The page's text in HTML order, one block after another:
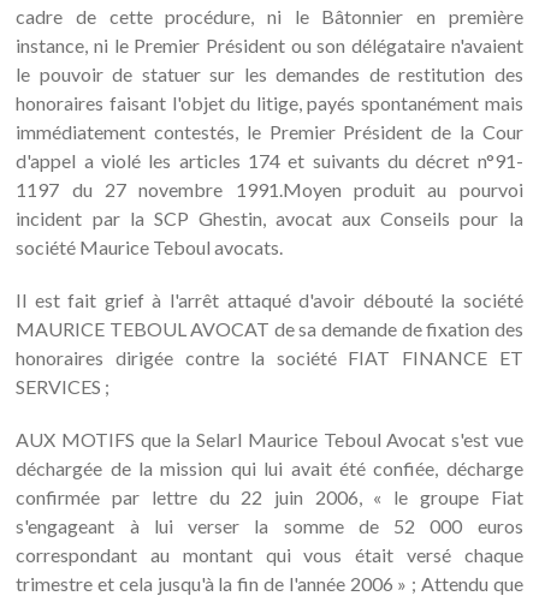
cadre de cette procédure, ni le Bâtonnier en première
instance, ni le Premier Président ou son délégataire n'avaient
le pouvoir de statuer sur les demandes de restitution des
honoraires faisant l'objet du litige, payés spontanément mais
immédiatement contestés, le Premier Président de la Cour
d'appel a violé les articles 174 et suivants du décret n°91-
1197 du 27 novembre 1991.Moyen produit au pourvoi
incident par la SCP Ghestin, avocat aux Conseils pour la
société Maurice Teboul avocats.
Il est fait grief à l'arrêt attaqué d'avoir débouté la société
MAURICE TEBOUL AVOCAT de sa demande de fixation des
honoraires dirigée contre la société FIAT FINANCE ET
SERVICES ;
AUX MOTIFS que la Selarl Maurice Teboul Avocat s'est vue
déchargée de la mission qui lui avait été confiée, décharge
confirmée par lettre du 22 juin 2006, « le groupe Fiat
s'engageant à lui verser la somme de 52 000 euros
correspondant au montant qui vous était versé chaque
trimestre et cela jusqu'à la fin de l'année 2006 » ; Attendu que